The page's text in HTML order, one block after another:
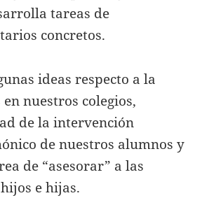
tareas de
concretos.
ideas respecto a la
nuestros colegios,
de la intervención
de nuestros alumnos y
de “asesorar” a las
e hijas.